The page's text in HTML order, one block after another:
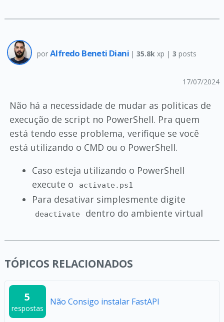
por Alfredo Beneti Diani |35.8k xp |3 posts
17/07/2024
Não há a necessidade de mudar as politicas de
execução de script no PowerShell. Pra quem
está tendo esse problema, verifique se você
está utilizando o CMD ou o PowerShell.
Caso esteja utilizando o PowerShell
execute o
activate.ps1
Para desativar simplesmente digite
deactivate dentro do ambiente virtual
TÓPICOS RELACIONADOS
5
respostas
Não Consigo instalar FastAPI